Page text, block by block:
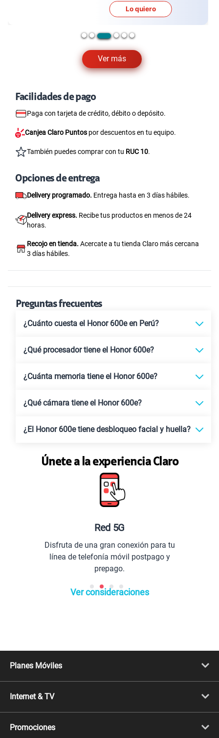
Ver más
Lo quiero
Facilidades de pago
Paga con tarjeta de crédito, débito o depósito.
Canjea Claro Puntos por descuentos en tu equipo.
También puedes comprar con tu RUC 10.
Opciones de entrega
Delivery programado. Entrega hasta en 3 días hábiles.
Delivery express. Recibe tus productos en menos de 24
horas.
Recojo en tienda. Acercate a tu tienda Claro más cercana
3 días hábiles.
Preguntas frecuentes
¿Cuánto cuesta el Honor 600e en Perú?
¿Qué procesador tiene el Honor 600e?
¿Cuánta memoria tiene el Honor 600e?
¿Qué cámara tiene el Honor 600e?
¿El Honor 600e tiene desbloqueo facial y huella?
Únete a la experiencia Claro
de una gran conexión para tu
de telefonía móvil postpago y
Ver consideraciones
Planes Móviles
Línea Nueva
Línea Adicional
Migración
Internet & TV
Internet + TV
Mejora tu plan
Promociones